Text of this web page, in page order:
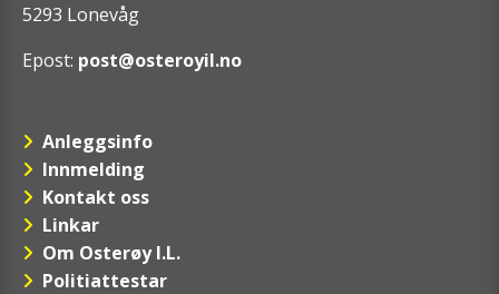
5293 Lonevåg
Epost: post@osteroyil.no
Anleggsinfo
Innmelding
Kontakt oss
Linkar
Om Osterøy I.L.
Politiattestar